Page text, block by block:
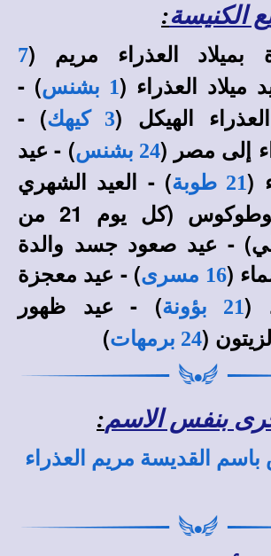
الكنيسة:
بميلاد العذراء مريم (7
ميلاد العذراء (1 بشنس
) -
الهيكل (3 كيهك
) -
إلى مصر (24 بشنس
) - عيد
(21 طوبة
) - العيد الشهري
للعذراء الثيئوطوكوس (كل يوم 21 من
- عيد صعود جسد والدة
(16 مسرى
) - عيد معجزة
(21 بؤونة
) - عيد ظهور
(24 برمهات )
بنفس الاسم:
باسم القديسة مريم العذراء